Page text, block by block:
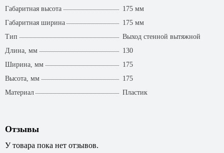
Габаритная высота
175 мм
Габаритная ширина
175 мм
Тип
Выход стенной вытяжной
Длина, мм
130
Ширина, мм
175
Высота, мм
175
Материал
Пластик
Отзывы
У товара пока нет отзывов.